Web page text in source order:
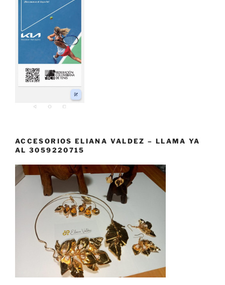
ACCESORIOS ELIANA VALDEZ – LLAMA YA
AL 3059220715